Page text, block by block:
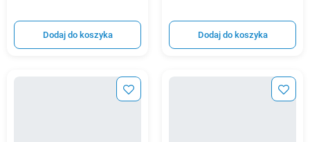
Dodaj do koszyka Dodaj do koszyka